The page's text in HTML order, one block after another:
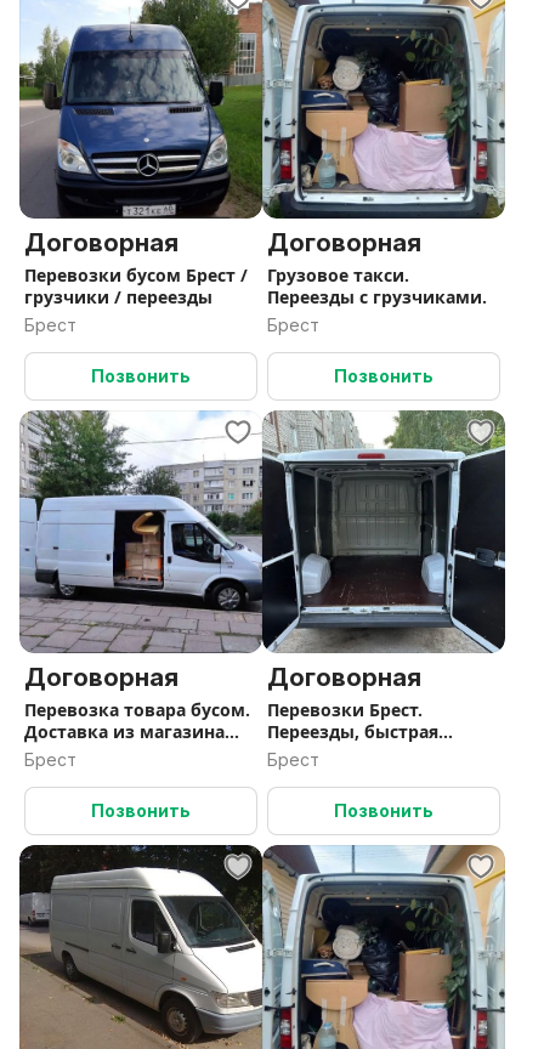
Договорная
Перевозки бусом Брест /
грузчики / переезды
Брест
Позвонить
Договорная
Грузовое такси.
Переезды с грузчиками.
Брест
Позвонить
Договорная
Перевозка товара бусом.
Доставка из магазина
Брест
Брест
Позвонить
Договорная
Перевозки Брест.
Переезды, быстрая
подача авто
Брест
Позвонить